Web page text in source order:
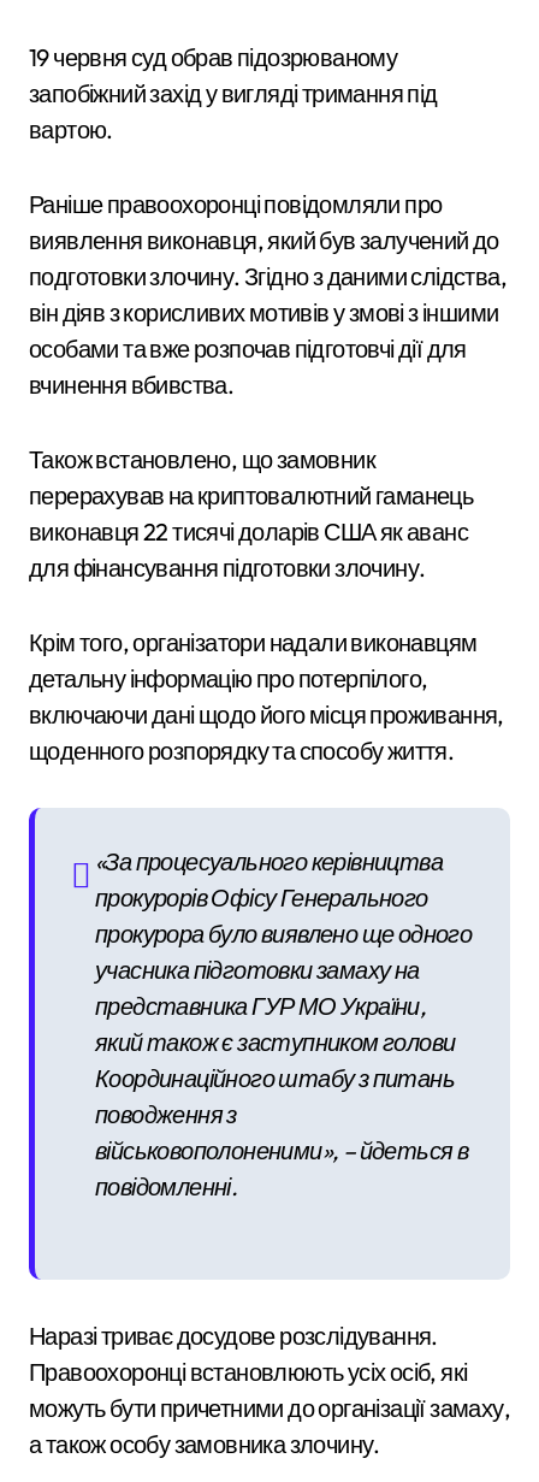
19 червня суд обрав підозрюваному
запобіжний захід у вигляді тримання під
вартою.
Раніше правоохоронці повідомляли про
виявлення виконавця, який був залучений до
подготовки злочину. Згідно з даними слідства,
він діяв з корисливих мотивів у змові з іншими
особами та вже розпочав підготовчі дії для
вчинення вбивства.
Також встановлено, що замовник
перерахував на криптовалютний гаманець
виконавця 22 тисячі доларів США як аванс
для фінансування підготовки злочину.
Крім того, організатори надали виконавцям
детальну інформацію про потерпілого,
включаючи дані щодо його місця проживання,
щоденного розпорядку та способу життя.
«За процесуального керівництва
прокурорів Офісу Генерального
прокурора було виявлено ще одного
учасника підготовки замаху на
представника ГУР МО України,
який також є заступником голови
Координаційного штабу з питань
поводження з
військовополоненими», – йдеться в
повідомленні.
Наразі триває досудове розслідування.
Правоохоронці встановлюють усіх осіб, які
можуть бути причетними до організації замаху,
а також особу замовника злочину.